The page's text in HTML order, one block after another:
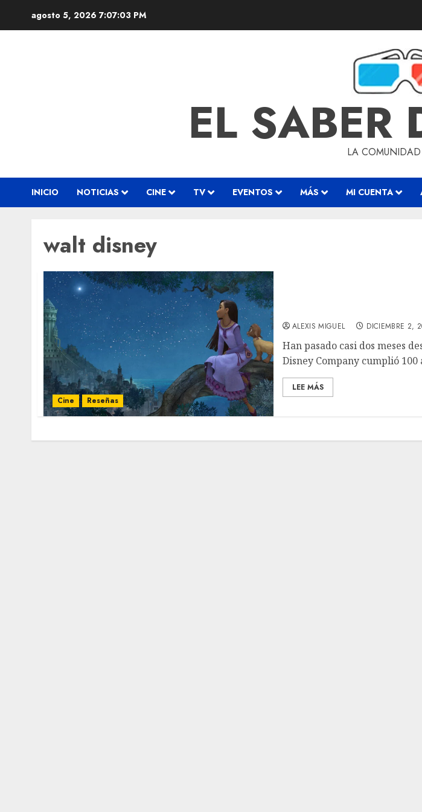
agosto 5, 2026 7:07:04 PM
EL SABER
LA
INICIO NOTICIAS CINE TV EVENTOS MÁS MI CUENTA
walt disney
Cine Reseñas
ALEXIS MIGUEL DICIEMBRE 2,
Han pasado casi dos meses
Disney Company cumplió 100
LEE MÁS